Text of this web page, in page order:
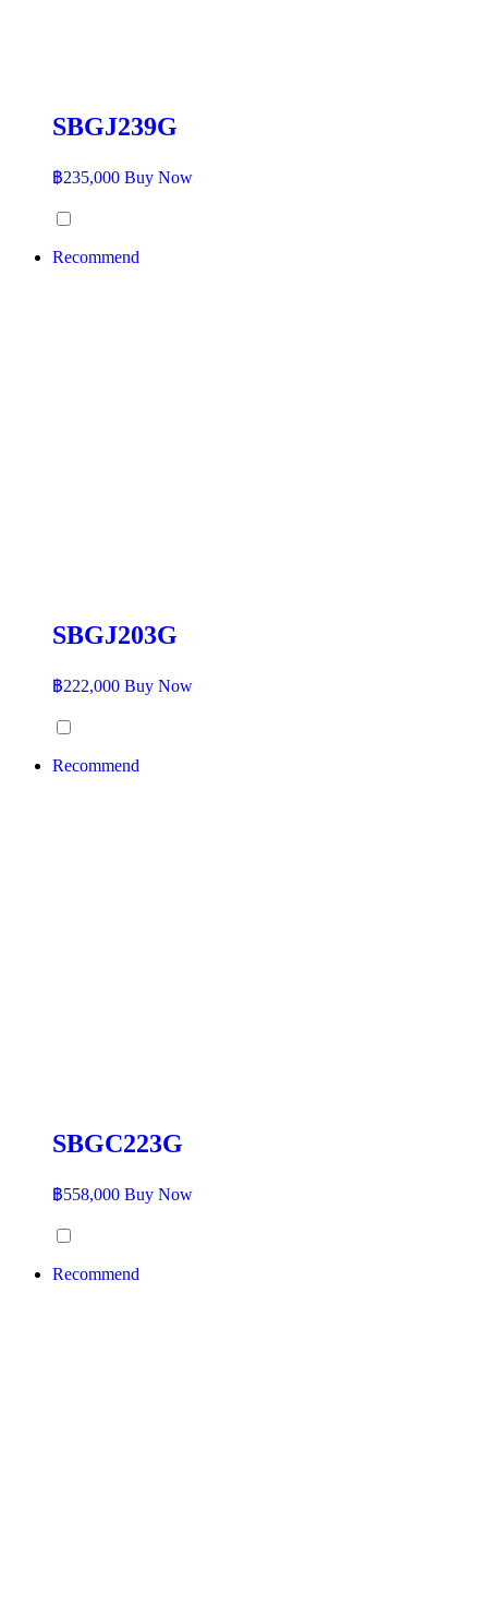
SBGJ239G
฿235,000 Buy Now
Recommend
SBGJ203G
฿222,000 Buy Now
Recommend
SBGC223G
฿558,000 Buy Now
Recommend